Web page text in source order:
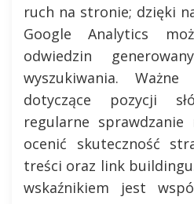
ruch na stronie; dzięki
Google Analytics
odwiedzin
wyszukiwania.
dotyczące pozycji
regularne sprawdzanie
ocenić skuteczność
treści oraz link
wskaźnikiem jest